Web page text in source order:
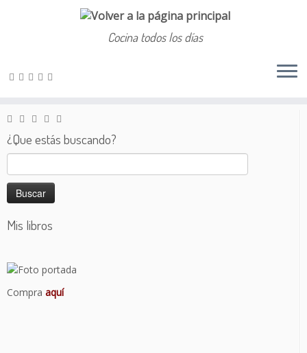
Saltar
Cocina todos los días
¿Que estás buscando?
Buscar:
Mis libros
Compra aquí